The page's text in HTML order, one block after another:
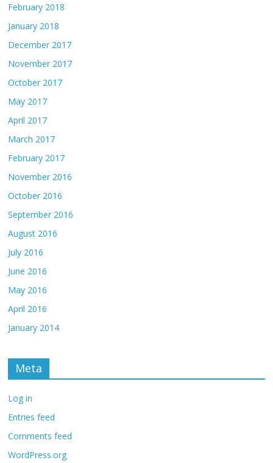
February 2018
January 2018
December 2017
November 2017
October 2017
May 2017
April 2017
March 2017
February 2017
November 2016
October 2016
September 2016
August 2016
July 2016
June 2016
May 2016
April 2016
January 2014
Meta
Log in
Entries feed
Comments feed
WordPress.org